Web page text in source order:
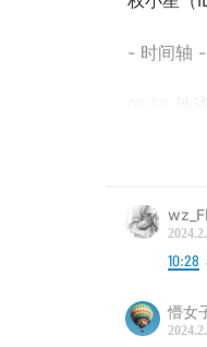
- 时间轴 -
池
18:41 互联
50
27:30 十
10:28
懵女